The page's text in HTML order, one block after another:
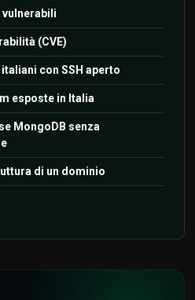
(CVE)
con SSH aperto
esposte in Italia
MongoDB senza
di un dominio